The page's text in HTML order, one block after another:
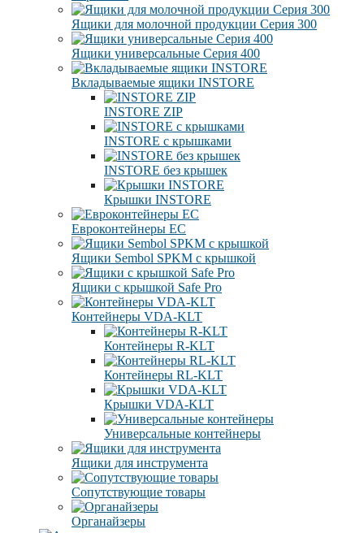
Ящики для молочной продукции Серия 300
Ящики универсальные Серия 400
Вкладываемые ящики INSTORE
INSTORE ZIP
INSTORE с крышками
INSTORE без крышек
Крышки INSTORE
Евроконтейнеры ЕC
Ящики Sembol SPKM с крышкой
Ящики с крышкой Safe Pro
Контейнеры VDA-KLT
Контейнеры R-KLT
Контейнеры RL-KLT
Крышки VDA-KLT
Универсальные контейнеры
Ящики для инструмента
Сопутствующие товары
Органайзеры